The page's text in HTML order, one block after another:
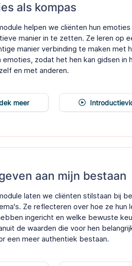
als kompas
helpen we cliënten hun
manier in te zetten. Ze leren op
manier verbinding te maken met
emoties, zodat het hen kan gidsen in
en met anderen.
meer
aan mijn bestaan
laten we cliënten stilstaan bij
Ze reflecteren over hoe ze hun
ingericht en welke bewuste
de waarden die voor hen
een meer authentiek bestaan.